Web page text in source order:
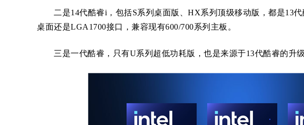
二是14代酷睿i，包括S系列桌面版、HX系列顶级移动版，都是13代
桌面还是LGA1700接口，兼容现有600/700系列主板。
三是一代酷睿，只有U系列超低功耗版，也是来源于13代酷睿的升级